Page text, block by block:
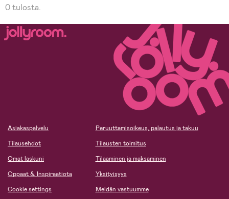
0 tulosta.
Asiakaspalvelu
Tilausehdot
Omat laskuni
Oppaat & Inspiraatiota
Cookie settings
Peruuttamisoikeus, palautus ja takuu
Tilausten toimitus
Tilaaminen ja maksaminen
Yksityisyys
Meidän vastuumme